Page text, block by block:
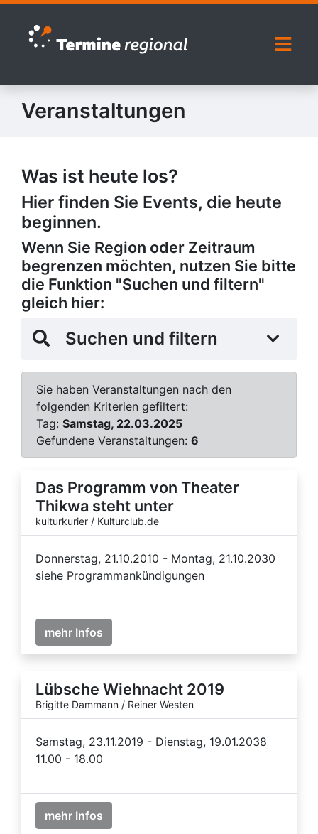
Zur Navigation springen
Zum Inhalt springen
Veranstaltungen
Was ist heute los?
Hier finden Sie Events, die heute
beginnen.
Wenn Sie Region oder Zeitraum
begrenzen möchten, nutzen Sie bitte
die Funktion "Suchen und filtern"
gleich hier:
Suchen und filtern
Sie haben Veranstaltungen nach den
folgenden Kriterien gefiltert:
Tag: Samstag, 22.03.2025
Gefundene Veranstaltungen: 6
Das Programm von Theater
Thikwa steht unter
kulturkurier / Kulturclub.de
Donnerstag, 21.10.2010 - Montag, 21.10.2030
siehe Programmankündigungen
mehr Infos
Lübsche Wiehnacht 2019
Brigitte Dammann / Reiner Westen
Samstag, 23.11.2019 - Dienstag, 19.01.2038
11.00 - 18.00
mehr Infos